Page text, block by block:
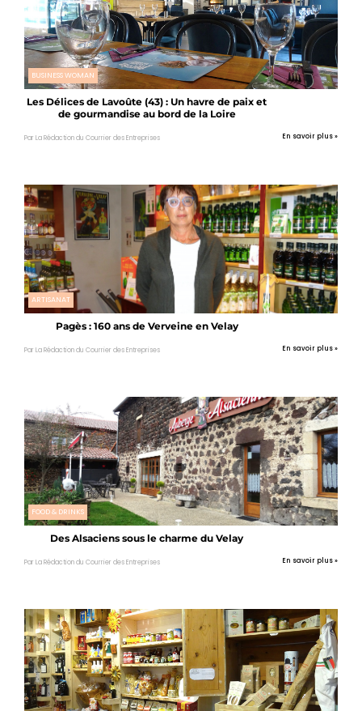
BUSINESS WOMAN
Les Délices de Lavoûte (43) : Un havre de paix et
de gourmandise au bord de la Loire
Par La Rédaction du Courrier des Entreprises En savoir plus »
ARTISANAT
Pagès : 160 ans de Verveine en Velay
Par La Rédaction du Courrier des Entreprises En savoir plus »
FOOD & DRINKS
Des Alsaciens sous le charme du Velay
Par La Rédaction du Courrier des Entreprises En savoir plus »